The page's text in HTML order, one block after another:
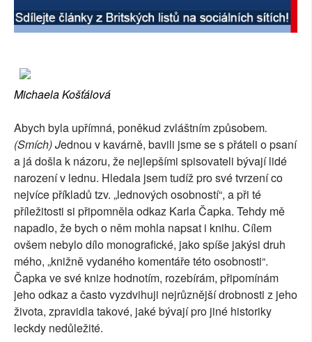
Michaela Košťálová
Abych byla upřímná, poněkud zvláštním způsobem.
(Smích) Jednou v kavárně, bavili jsme se s přáteli o psaní
a já došla k názoru, že nejlepšími spisovateli bývají lidé
narození v lednu. Hledala jsem tudíž pro své tvrzení co
nejvíce příkladů tzv. „lednových osobností“, a při té
příležitosti si připomněla odkaz Karla Čapka. Tehdy mě
napadlo, že bych o něm mohla napsat i knihu. Cílem
ovšem nebylo dílo monografické, jako spíše jakýsi druh
mého, „knižně vydaného komentáře této osobnosti“.
Čapka ve své knize hodnotím, rozebírám, připomínám
jeho odkaz a často vyzdvihuji nejrůznější drobnosti z jeho
života, zpravidla takové, jaké bývají pro jiné historiky
leckdy nedůležité.